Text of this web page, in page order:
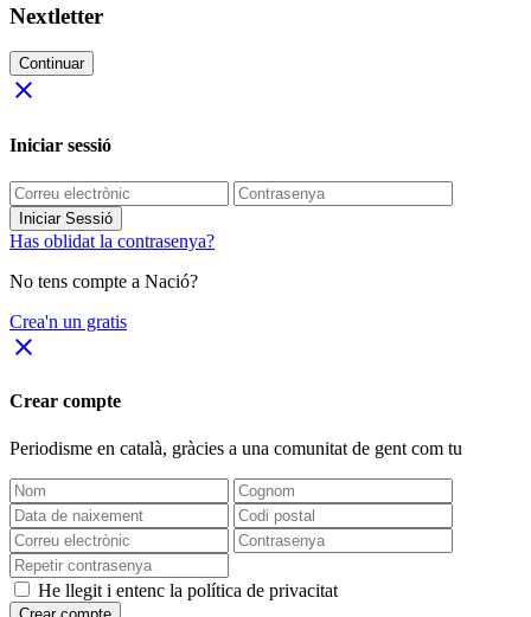
Nextletter
Continuar
close
Iniciar sessió
Iniciar Sessió
Has oblidat la contrasenya?
No tens compte a Nació?
Crea'n un gratis
close
Crear compte
Periodisme en català, gràcies a una comunitat de gent com tu
He llegit i entenc la política de privacitat